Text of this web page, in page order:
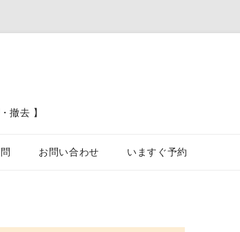
撤去 】
お問い合わせ いますぐ予約